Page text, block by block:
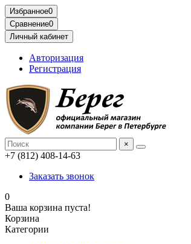
Избранное0
Сравнение0
Личный кабинет
Авторизация
Регистрация
×
+7 (812) 408-14-63
Заказать звонок
0
Ваша корзина пуста!
Корзина
Категории